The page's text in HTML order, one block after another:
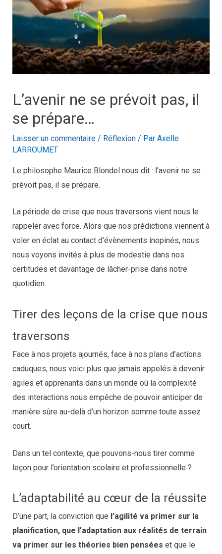
L’avenir ne se prévoit pas, il
se prépare…
Laisser un commentaire / Réflexion/ Par Axelle
LARROUMET
Le philosophe Maurice Blondel nous dit : l’avenir ne se
prévoit pas, il se prépare.
La période de crise que nous traversons vient nous le
rappeler avec force. Alors que nos prédictions viennent à
voler en éclat au contact d’évènements inopinés, nous
nous voyons invités à plus de modestie dans nos
certitudes et davantage de lâcher-prise dans notre
quotidien.
Tirer des leçons de la crise que nous
traversons
Face à nos projets ajournés, face à nos plans d’actions
caduques, nous voici plus que jamais appelés à devenir
agiles et apprenants dans un monde où la complexité
des interactions nous empêche de pouvoir anticiper de
manière sûre au-delà d’un horizon somme toute assez
court.
Dans un tel contexte, que pouvons-nous tirer comme
leçon pour l’orientation scolaire et professionnelle ?
L’adaptabilité au cœur de la réussite
D’une part, la conviction que l’agilité va primer sur la
planification, que l’adaptation aux réalités de terrain
va primer sur les théories bien pensées et que le